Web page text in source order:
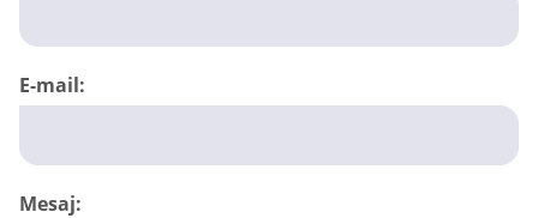
E-mail:
Mesaj: